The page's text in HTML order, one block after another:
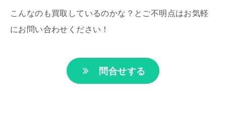
こんなのも買取しているのかな？とご不明点はお気軽
にお問い合わせください！
問合せする